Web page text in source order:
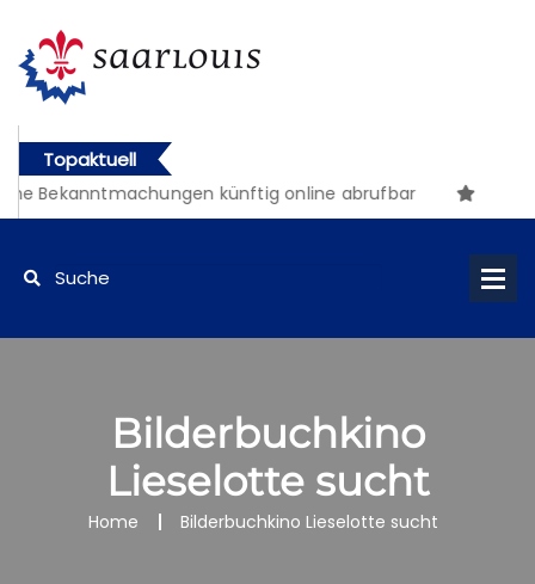
Topaktuell
Bekanntmachungen künftig online abrufbar
Bilderbuchkino
Lieselotte sucht
Home Bilderbuchkino Lieselotte sucht